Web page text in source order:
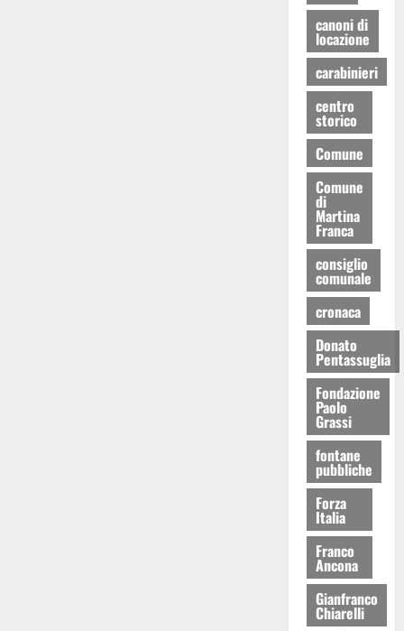
canoni di
locazione
carabinieri
centro
storico
Comune
Comune
di
Martina
Franca
consiglio
comunale
cronaca
Donato
Pentassuglia
Fondazione
Paolo
Grassi
fontane
pubbliche
Forza
Italia
Franco
Ancona
Gianfranco
Chiarelli